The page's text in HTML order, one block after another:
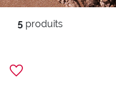
5produits